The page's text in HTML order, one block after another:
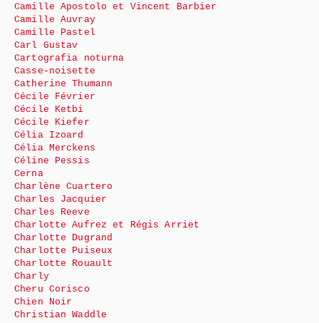
Camille Apostolo et Vincent Barbier
Camille Auvray
Camille Pastel
Carl Gustav
Cartografia noturna
Casse-noisette
Catherine Thumann
Cécile Février
Cécile Ketbi
Cécile Kiefer
Célia Izoard
Célia Merckens
Céline Pessis
Cerna
Charlène Cuartero
Charles Jacquier
Charles Reeve
Charlotte Aufrez et Régis Arriet
Charlotte Dugrand
Charlotte Puiseux
Charlotte Rouault
Charly
Cheru Corisco
Chien Noir
Christian Waddle